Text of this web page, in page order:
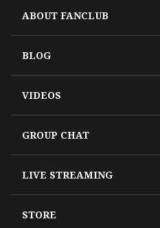
ABOUT FANCLUB
BLOG
VIDEOS
GROUP CHAT
LIVE STREAMING
STORE